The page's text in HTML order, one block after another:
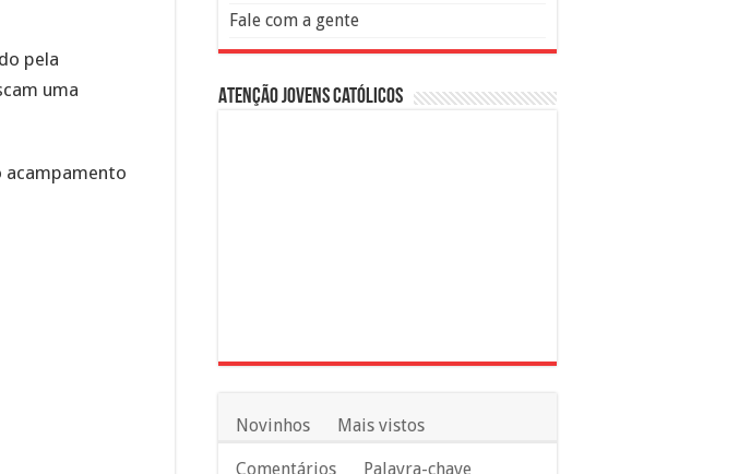
pela
uma
acampamento
Fale com a gente
Atenção Jovens Católicos
Novinhos Mais vistos
Comentários Palavra-chave